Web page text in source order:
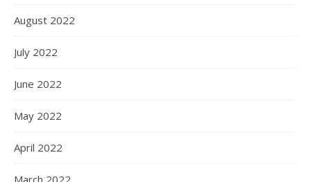
August 2022
July 2022
June 2022
May 2022
April 2022
March 2022